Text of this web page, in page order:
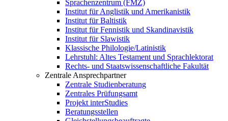
Sprachenzentrum (FMZ)
Institut für Anglistik und Amerikanistik
Institut für Baltistik
Institut für Fennistik und Skandinavistik
Institut für Slawistik
Klassische Philologie/Latinistik
Lehrstuhl: Altes Testament und Sprachlektorat
Rechts- und Staatswissenschaftliche Fakultät
Zentrale Ansprechpartner
Zentrale Studienberatung
Zentrales Prüfungsamt
Projekt interStudies
Beratungsstellen